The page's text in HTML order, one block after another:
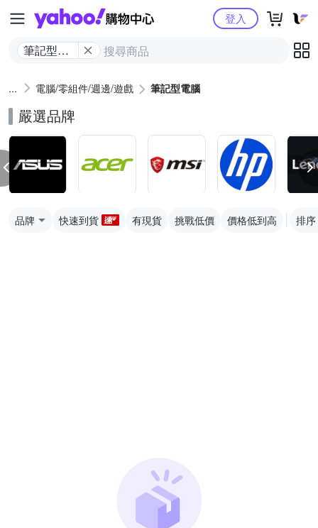
Yahoo購物中心
筆記型電
登入
電腦/零組件/週邊/遊戲 筆記型電腦
嚴選品牌
品牌 快速到貨 有現貨 挑戰低價 價格低到高 排序